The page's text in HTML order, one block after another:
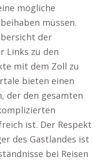
mögliche
müssen.
der
Links zu den
mit dem Zoll zu
bieten einen
der den gesamten
ist. Der Respekt
des Gastlandes ist
bei Reisen